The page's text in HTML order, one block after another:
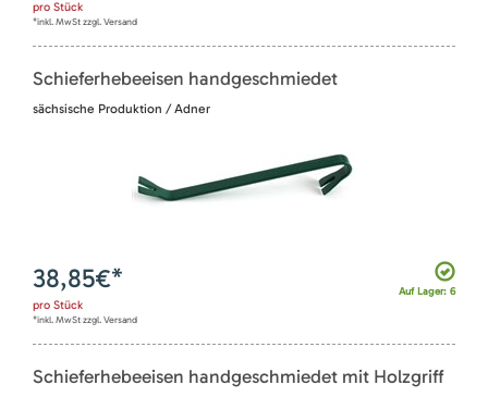
pro Stück
*inkl. MwSt zzgl. Versand
Schieferhebeeisen handgeschmiedet
sächsische Produktion / Adner
Auf Lager: 6
38,85€*
pro Stück
*inkl. MwSt zzgl. Versand
Schieferhebeeisen handgeschmiedet mit Holzgriff